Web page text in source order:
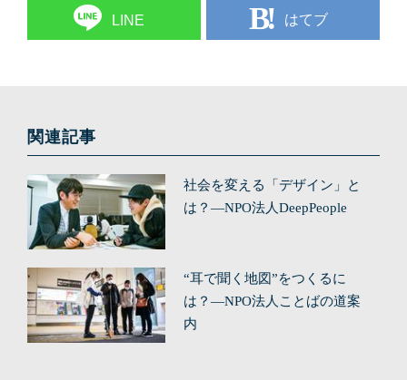
LINE はてブ
関連記事
社会を変える「デザイン」と
は？—NPO法人DeepPeople
“耳で聞く地図”をつくるに
は？—NPO法人ことばの道案
内